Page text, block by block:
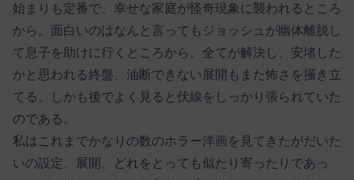
始まりも定番で、幸せな家庭が怪奇現象に襲われるところ
から。面白いのはなんと言ってもジョッシュが幽体離脱し
て息子を助けに行くところから。全てが解決し、安堵した
かと思われる終盤、油断できない展開もまた怖さを掻き立
てる。しかも後でよく見ると伏線をしっかり張られていた
のである。
私はこれまでかなりの数のホラー洋画を見てきたがだいた
いの設定、展開、どれをとっても似たり寄ったりであっ